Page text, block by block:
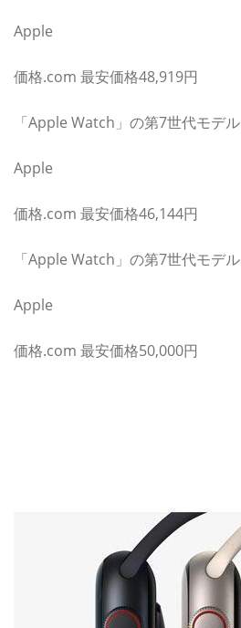
Apple
価格.com 最安価格48,919円
「Apple Watch」の第7世代モデル
Apple
価格.com 最安価格46,144円
「Apple Watch」の第7世代モデル
Apple
価格.com 最安価格50,000円